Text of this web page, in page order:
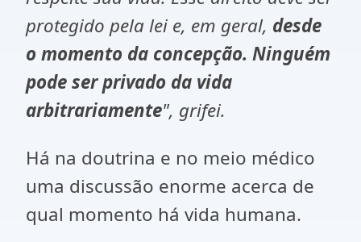
protegido pela lei e, em geral, desde
o momento da concepção. Ninguém
pode ser privado da vida
arbitrariamente", grifei.
Há na doutrina e no meio médico
uma discussão enorme acerca de
qual momento há vida humana.